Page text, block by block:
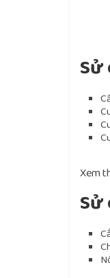
Xem